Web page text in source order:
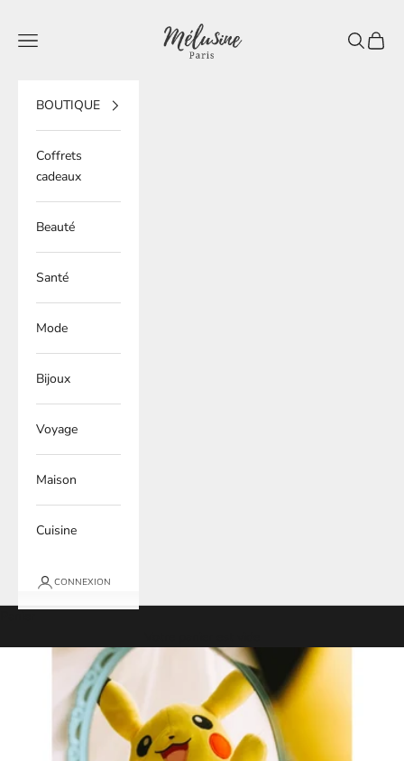
Mélusine Paris
Ouvrir la navigation
Ouvrir la
Voir
BOUTIQUE
Coffrets
cadeaux
Beauté
Santé
Mode
Bijoux
Voyage
Maison
Cuisine
CONNEXION